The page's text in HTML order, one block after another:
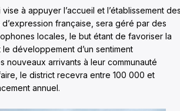
à appuyer l’accueil et l’établissement
française, sera géré par des
locales, le but étant de favoriser la
développement d’un sentiment
nouveaux arrivants à leur communauté
le district recevra entre 100 000 et
annuel.